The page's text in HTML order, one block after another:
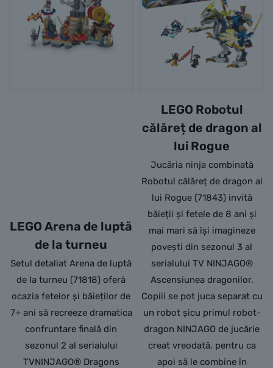
LEGO Arena de luptă
de la turneu
Setul detaliat Arena de luptă
de la turneu (71818) oferă
ocazia fetelor și băieților de
7+ ani să recreeze dramatica
confruntare finală din
sezonul 2 al serialului
TVNINJAGO® Dragons
LEGO Robotul
călăreț de dragon al
lui Rogue
Jucăria ninja combinată
Robotul călăreț de dragon al
lui Rogue (71843) invită
băieții și fetele de 8 ani și
mai mari să își imagineze
povești din sezonul 3 al
serialului TV NINJAGO®
Ascensiunea dragonilor.
Copiii se pot juca separat cu
un robot șicu primul robot-
dragon NINJAGO de jucărie
creat vreodată, pentru ca
apoi să le combine în